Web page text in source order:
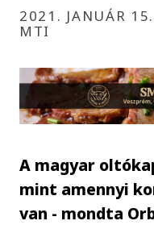
2021. JANUÁR
MTI
A magyar
mint amennyi
van - mondta